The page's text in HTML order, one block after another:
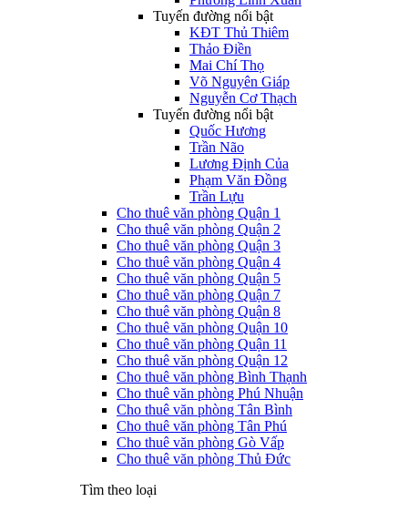
Tuyến đường nổi bật
KĐT Thủ Thiêm
Thảo Điền
Mai Chí Thọ
Võ Nguyên Giáp
Nguyễn Cơ Thạch
Tuyến đường nổi bật
Quốc Hương
Trần Não
Lương Định Của
Phạm Văn Đồng
Trần Lựu
Cho thuê văn phòng Quận 1
Cho thuê văn phòng Quận 2
Cho thuê văn phòng Quận 3
Cho thuê văn phòng Quận 4
Cho thuê văn phòng Quận 5
Cho thuê văn phòng Quận 7
Cho thuê văn phòng Quận 8
Cho thuê văn phòng Quận 10
Cho thuê văn phòng Quận 11
Cho thuê văn phòng Quận 12
Cho thuê văn phòng Bình Thạnh
Cho thuê văn phòng Phú Nhuận
Cho thuê văn phòng Tân Bình
Cho thuê văn phòng Tân Phú
Cho thuê văn phòng Gò Vấp
Cho thuê văn phòng Thủ Đức
Tìm theo loại